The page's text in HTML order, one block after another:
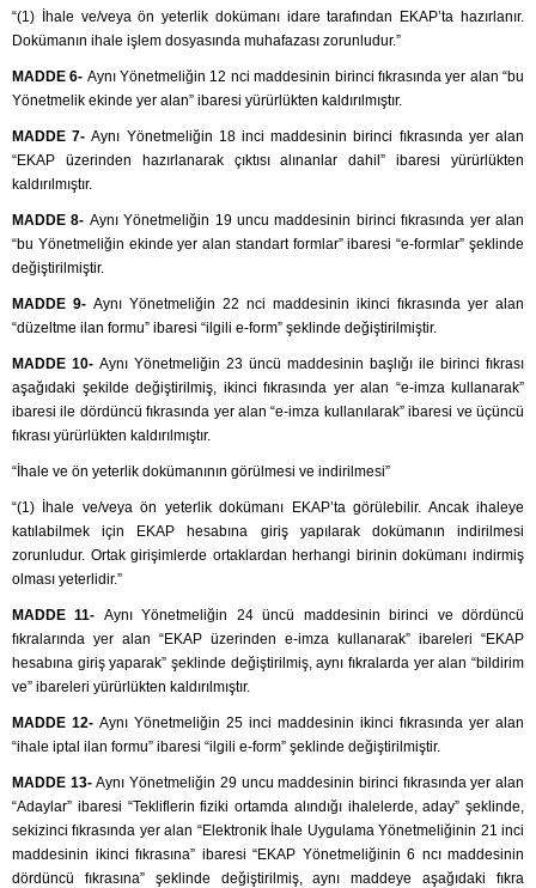
“(1) İhale ve/veya ön yeterlik dokümanı idare tarafından EKAP’ta hazırlanır.
Dokümanın ihale işlem dosyasında muhafazası zorunludur.”
MADDE 6- Aynı Yönetmeliğin 12 nci maddesinin birinci fıkrasında yer alan “bu
Yönetmelik ekinde yer alan” ibaresi yürürlükten kaldırılmıştır.
MADDE 7-Aynı Yönetmeliğin 18 inci maddesinin birinci fıkrasında yer alan
“EKAP üzerinden hazırlanarak çıktısı alınanlar dahil” ibaresi yürürlükten
kaldırılmıştır.
MADDE 8- Aynı Yönetmeliğin 19 uncu maddesinin birinci fıkrasında yer alan
“bu Yönetmeliğin ekinde yer alan standart formlar” ibaresi “e-formlar” şeklinde
değiştirilmiştir.
MADDE 9- Aynı Yönetmeliğin 22 nci maddesinin ikinci fıkrasında yer alan
“düzeltme ilan formu” ibaresi “ilgili e-form” şeklinde değiştirilmiştir.
MADDE 10- Aynı Yönetmeliğin 23 üncü maddesinin başlığı ile birinci fıkrası
aşağıdaki şekilde değiştirilmiş, ikinci fıkrasında yer alan “e-imza kullanarak”
ibaresi ile dördüncü fıkrasında yer alan “e-imza kullanılarak” ibaresi ve üçüncü
fıkrası yürürlükten kaldırılmıştır.
“İhale ve ön yeterlik dokümanının görülmesi ve indirilmesi”
“(1) İhale ve/veya ön yeterlik dokümanı EKAP’ta görülebilir. Ancak ihaleye
katılabilmek için EKAP hesabına giriş yapılarak dokümanın indirilmesi
zorunludur. Ortak girişimlerde ortaklardan herhangi birinin dokümanı indirmiş
olması yeterlidir.”
MADDE 11- Aynı Yönetmeliğin 24 üncü maddesinin birinci ve dördüncü
fıkralarında yer alan “EKAP üzerinden e-imza kullanarak” ibareleri “EKAP
hesabına giriş yaparak” şeklinde değiştirilmiş, aynı fıkralarda yer alan “bildirim
ve” ibareleri yürürlükten kaldırılmıştır.
MADDE 12- Aynı Yönetmeliğin 25 inci maddesinin ikinci fıkrasında yer alan
“ihale iptal ilan formu” ibaresi “ilgili e-form” şeklinde değiştirilmiştir.
MADDE 13-Aynı Yönetmeliğin 29 uncu maddesinin birinci fıkrasında yer alan
“Adaylar” ibaresi “Tekliflerin fiziki ortamda alındığı ihalelerde, aday” şeklinde,
sekizinci fıkrasında yer alan “Elektronik İhale Uygulama Yönetmeliğinin 21 inci
maddesinin ikinci fıkrasına” ibaresi “EKAP Yönetmeliğinin 6 ncı maddesinin
dördüncü fıkrasına” şeklinde değiştirilmiş, aynı maddeye aşağıdaki fıkra